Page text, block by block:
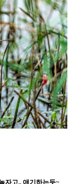
자고.. 얘기하는듯~